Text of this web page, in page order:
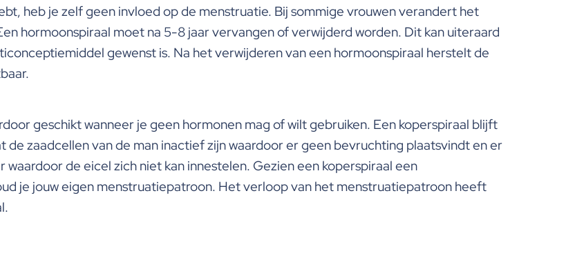
heb je zelf geen invloed op de menstruatie. Bij sommige vrouwen verandert het
hormoonspiraal moet na 5-8 jaar vervangen of verwijderd worden. Dit kan uiteraard
gewenst is. Na het verwijderen van een hormoonspiraal herstelt de
geschikt wanneer je geen hormonen mag of wilt gebruiken. Een koperspiraal blijft
zaadcellen van de man inactief zijn waardoor er geen bevruchting plaatsvindt en er
de eicel zich niet kan innestelen. Gezien een koperspiraal een
je jouw eigen menstruatiepatroon. Het verloop van het menstruatiepatroon heeft